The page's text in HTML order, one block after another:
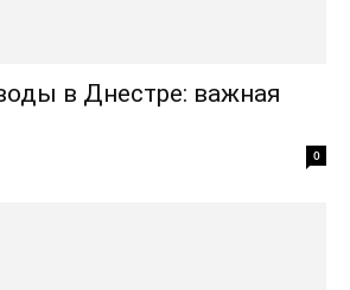
в Днестре: важная
0